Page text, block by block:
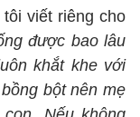
viết riêng cho
được bao lâu
khắt khe với
bột nên mẹ